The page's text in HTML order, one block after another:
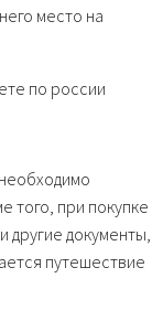
место на
того, при покупке
другие документы,
путешествие